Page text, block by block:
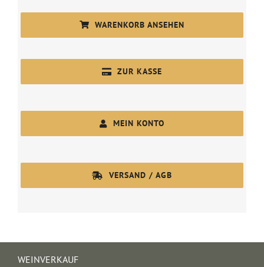
WARENKORB ANSEHEN
ZUR KASSE
MEIN KONTO
VERSAND / AGB
WEINVERKAUF